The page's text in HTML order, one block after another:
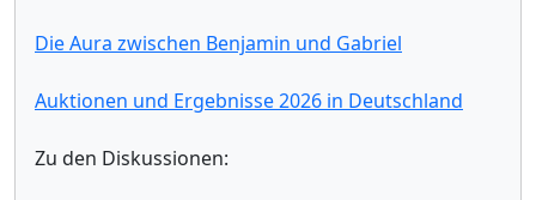
Die Aura zwischen Benjamin und Gabriel
Auktionen und Ergebnisse 2026 in Deutschland
Zu den Diskussionen: